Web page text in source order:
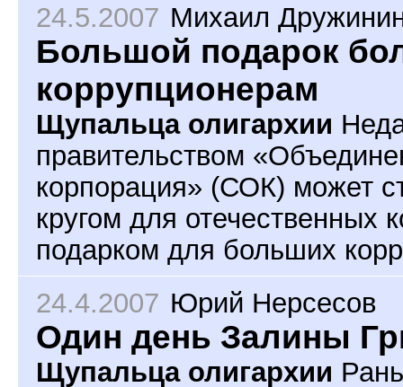
24.5.2007 Михаил
Большой подарок
коррупционерам
Щупальца олигархии
правительством
корпорация» (СОК) может
кругом для отечественных
подарком для больших
24.4.2007 Юрий Нерсесов
Один день Залины
Щупальца олигархии